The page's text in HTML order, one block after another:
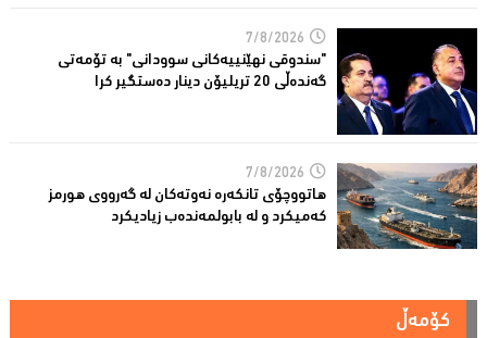
7/8/2026
"سندوقی نهێنییەكانی سوودانی" بە تۆمەتی
گەندەڵی 20 تریلیۆن دینار دەستگیر كرا
7/8/2026
هاتووچۆی تانكەرە نەوتەكان لە گەرووی هورمز
کەمیکرد و لە بابولمەندەب زیادیكرد
کۆمەڵ